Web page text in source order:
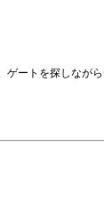
ートを探しなが